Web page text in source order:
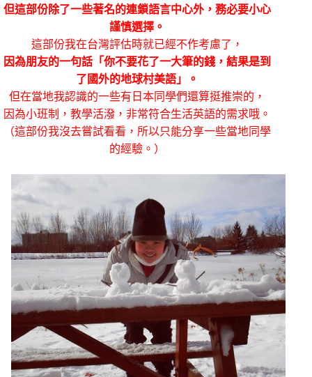
但這部份除了一些著名的連鎖語言中心外，務必要小心
謹慎選擇。
這部份我在台灣評估時就已經不作考慮了，
因為朋友的一句話「你不要花了一大筆的錢，結果是到
了國外的地球村美語」。
但在當地我認識的一些有日本同學們還算挺推崇的，
因為小班制，教學活潑，非常符合生活英語的需求哦。
（這部份我沒去嘗試看看，所以只能分享一些當地同學
的經驗。）